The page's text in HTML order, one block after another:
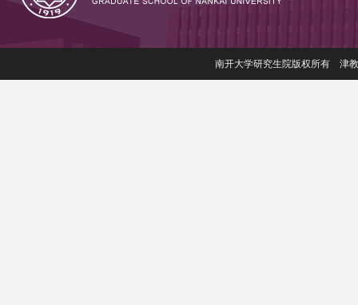
南开大学研究生院版权所有 津